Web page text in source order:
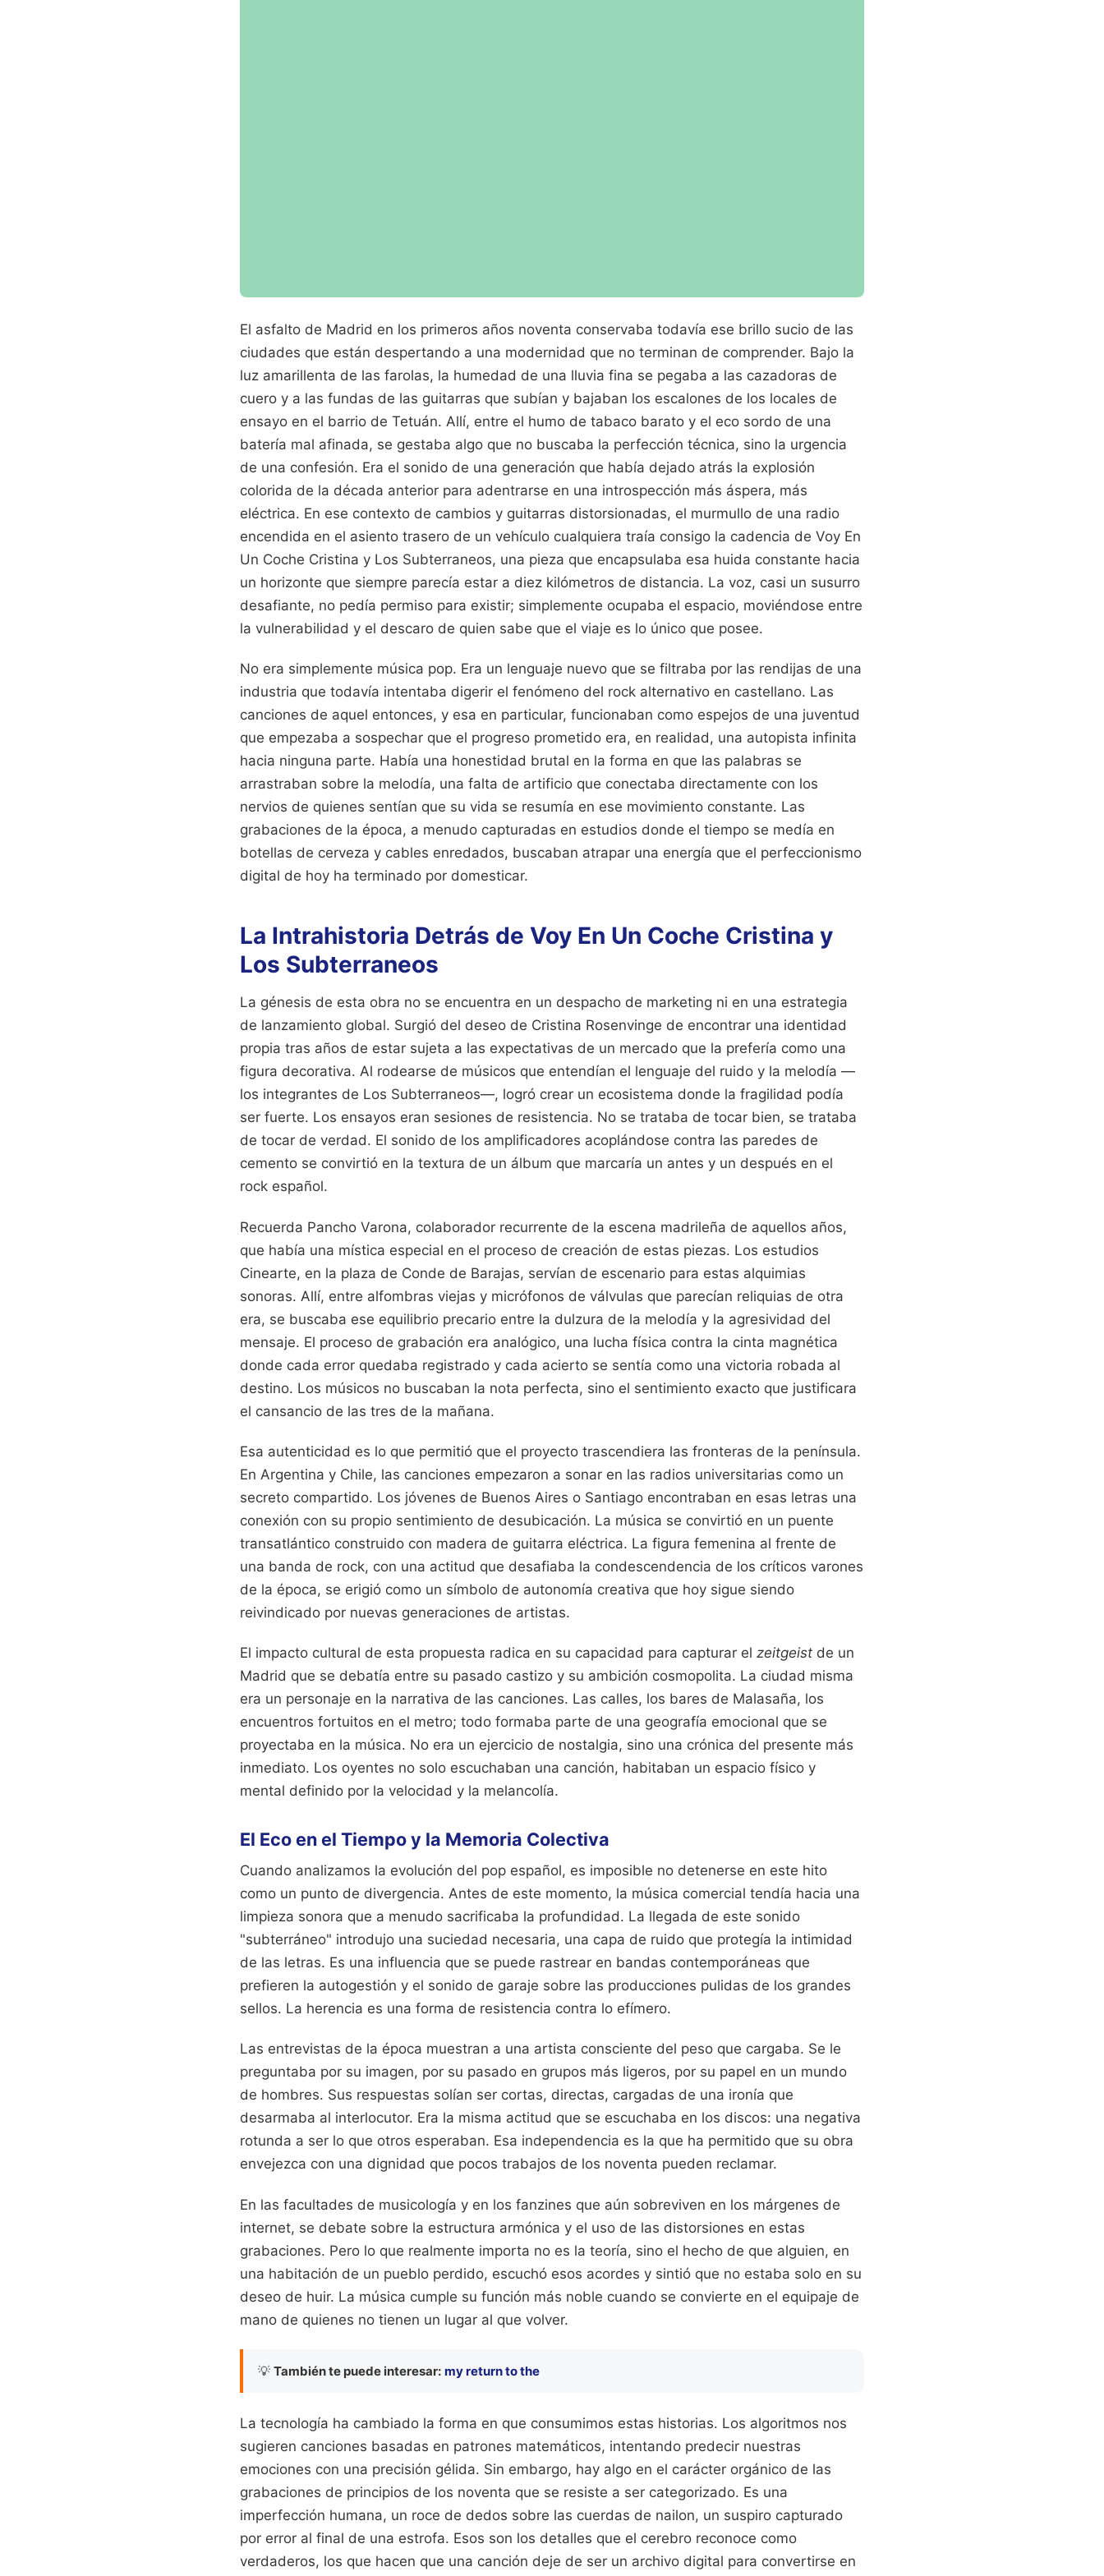
El asfalto de Madrid en los primeros años noventa conservaba todavía ese brillo sucio de las
ciudades que están despertando a una modernidad que no terminan de comprender. Bajo la
luz amarillenta de las farolas, la humedad de una lluvia fina se pegaba a las cazadoras de
cuero y a las fundas de las guitarras que subían y bajaban los escalones de los locales de
ensayo en el barrio de Tetuán. Allí, entre el humo de tabaco barato y el eco sordo de una
batería mal afinada, se gestaba algo que no buscaba la perfección técnica, sino la urgencia
de una confesión. Era el sonido de una generación que había dejado atrás la explosión
colorida de la década anterior para adentrarse en una introspección más áspera, más
eléctrica. En ese contexto de cambios y guitarras distorsionadas, el murmullo de una radio
encendida en el asiento trasero de un vehículo cualquiera traía consigo la cadencia de Voy En
Un Coche Cristina y Los Subterraneos, una pieza que encapsulaba esa huida constante hacia
un horizonte que siempre parecía estar a diez kilómetros de distancia. La voz, casi un susurro
desafiante, no pedía permiso para existir; simplemente ocupaba el espacio, moviéndose entre
la vulnerabilidad y el descaro de quien sabe que el viaje es lo único que posee.
No era simplemente música pop. Era un lenguaje nuevo que se filtraba por las rendijas de una
industria que todavía intentaba digerir el fenómeno del rock alternativo en castellano. Las
canciones de aquel entonces, y esa en particular, funcionaban como espejos de una juventud
que empezaba a sospechar que el progreso prometido era, en realidad, una autopista infinita
hacia ninguna parte. Había una honestidad brutal en la forma en que las palabras se
arrastraban sobre la melodía, una falta de artificio que conectaba directamente con los
nervios de quienes sentían que su vida se resumía en ese movimiento constante. Las
grabaciones de la época, a menudo capturadas en estudios donde el tiempo se medía en
botellas de cerveza y cables enredados, buscaban atrapar una energía que el perfeccionismo
digital de hoy ha terminado por domesticar.
La Intrahistoria Detrás de Voy En Un Coche Cristina y
Los Subterraneos
La génesis de esta obra no se encuentra en un despacho de marketing ni en una estrategia
de lanzamiento global. Surgió del deseo de Cristina Rosenvinge de encontrar una identidad
propia tras años de estar sujeta a las expectativas de un mercado que la prefería como una
figura decorativa. Al rodearse de músicos que entendían el lenguaje del ruido y la melodía —
los integrantes de Los Subterraneos—, logró crear un ecosistema donde la fragilidad podía
ser fuerte. Los ensayos eran sesiones de resistencia. No se trataba de tocar bien, se trataba
de tocar de verdad. El sonido de los amplificadores acoplándose contra las paredes de
cemento se convirtió en la textura de un álbum que marcaría un antes y un después en el
rock español.
Recuerda Pancho Varona, colaborador recurrente de la escena madrileña de aquellos años,
que había una mística especial en el proceso de creación de estas piezas. Los estudios
Cinearte, en la plaza de Conde de Barajas, servían de escenario para estas alquimias
sonoras. Allí, entre alfombras viejas y micrófonos de válvulas que parecían reliquias de otra
era, se buscaba ese equilibrio precario entre la dulzura de la melodía y la agresividad del
mensaje. El proceso de grabación era analógico, una lucha física contra la cinta magnética
donde cada error quedaba registrado y cada acierto se sentía como una victoria robada al
destino. Los músicos no buscaban la nota perfecta, sino el sentimiento exacto que justificara
el cansancio de las tres de la mañana.
Esa autenticidad es lo que permitió que el proyecto trascendiera las fronteras de la península.
En Argentina y Chile, las canciones empezaron a sonar en las radios universitarias como un
secreto compartido. Los jóvenes de Buenos Aires o Santiago encontraban en esas letras una
conexión con su propio sentimiento de desubicación. La música se convirtió en un puente
transatlántico construido con madera de guitarra eléctrica. La figura femenina al frente de
una banda de rock, con una actitud que desafiaba la condescendencia de los críticos varones
de la época, se erigió como un símbolo de autonomía creativa que hoy sigue siendo
reivindicado por nuevas generaciones de artistas.
El impacto cultural de esta propuesta radica en su capacidad para capturar el zeitgeist de un
Madrid que se debatía entre su pasado castizo y su ambición cosmopolita. La ciudad misma
era un personaje en la narrativa de las canciones. Las calles, los bares de Malasaña, los
encuentros fortuitos en el metro; todo formaba parte de una geografía emocional que se
proyectaba en la música. No era un ejercicio de nostalgia, sino una crónica del presente más
inmediato. Los oyentes no solo escuchaban una canción, habitaban un espacio físico y
mental definido por la velocidad y la melancolía.
El Eco en el Tiempo y la Memoria Colectiva
Cuando analizamos la evolución del pop español, es imposible no detenerse en este hito
como un punto de divergencia. Antes de este momento, la música comercial tendía hacia una
limpieza sonora que a menudo sacrificaba la profundidad. La llegada de este sonido
"subterráneo" introdujo una suciedad necesaria, una capa de ruido que protegía la intimidad
de las letras. Es una influencia que se puede rastrear en bandas contemporáneas que
prefieren la autogestión y el sonido de garaje sobre las producciones pulidas de los grandes
sellos. La herencia es una forma de resistencia contra lo efímero.
Las entrevistas de la época muestran a una artista consciente del peso que cargaba. Se le
preguntaba por su imagen, por su pasado en grupos más ligeros, por su papel en un mundo
de hombres. Sus respuestas solían ser cortas, directas, cargadas de una ironía que
desarmaba al interlocutor. Era la misma actitud que se escuchaba en los discos: una negativa
rotunda a ser lo que otros esperaban. Esa independencia es la que ha permitido que su obra
envejezca con una dignidad que pocos trabajos de los noventa pueden reclamar.
En las facultades de musicología y en los fanzines que aún sobreviven en los márgenes de
internet, se debate sobre la estructura armónica y el uso de las distorsiones en estas
grabaciones. Pero lo que realmente importa no es la teoría, sino el hecho de que alguien, en
una habitación de un pueblo perdido, escuchó esos acordes y sintió que no estaba solo en su
deseo de huir. La música cumple su función más noble cuando se convierte en el equipaje de
mano de quienes no tienen un lugar al que volver.
💡 También te puede interesar: my return to the
La tecnología ha cambiado la forma en que consumimos estas historias. Los algoritmos nos
sugieren canciones basadas en patrones matemáticos, intentando predecir nuestras
emociones con una precisión gélida. Sin embargo, hay algo en el carácter orgánico de las
grabaciones de principios de los noventa que se resiste a ser categorizado. Es una
imperfección humana, un roce de dedos sobre las cuerdas de nailon, un suspiro capturado
por error al final de una estrofa. Esos son los detalles que el cerebro reconoce como
verdaderos, los que hacen que una canción deje de ser un archivo digital para convertirse en